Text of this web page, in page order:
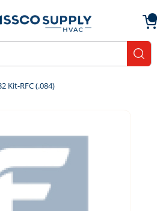
Kit-RFC (.084)